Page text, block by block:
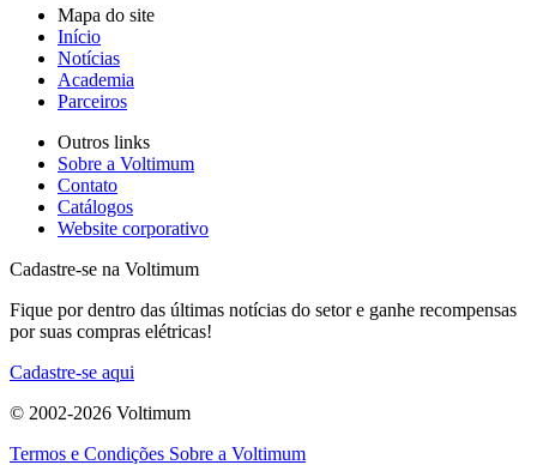
Mapa do site
Início
Notícias
Academia
Parceiros
Outros links
Sobre a Voltimum
Contato
Catálogos
Website corporativo
Cadastre-se na Voltimum
Fique por dentro das últimas notícias do setor e ganhe recompensas
por suas compras elétricas!
Cadastre-se aqui
© 2002-2026 Voltimum
Termos e Condições Sobre a Voltimum